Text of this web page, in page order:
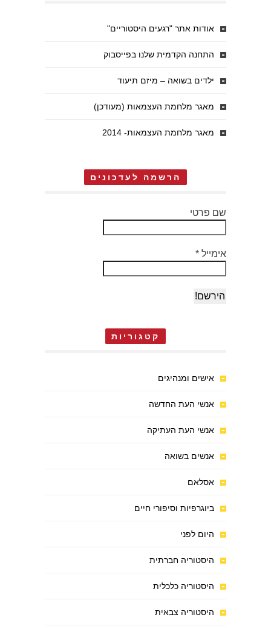
אודות אתר "רגעים היסטוריים"
התחנה הקדמית שלנו בפייסבוק
ילדים בשואה – מיזם תיעוד
מאגר מלחמת העצמאות (מעודכן)
מאגר מלחמת העצמאות- 2014
הרשמה לעדכונים
שם פרטי
אימייל *
קטגוריות
אישים ומנהיגים
אנשי העת החדשה
אנשי העת העתיקה
אנשים בשואה
אסלאם
ביוגרפיות וסיפורי חיים
היום לפני
היסטוריה חברתית
היסטוריה כלכלית
היסטוריה צבאית